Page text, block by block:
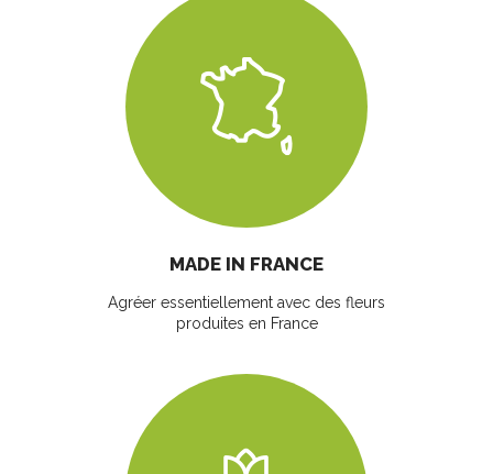
MADE IN FRANCE
Agréer essentiellement avec des fleurs
produites en France